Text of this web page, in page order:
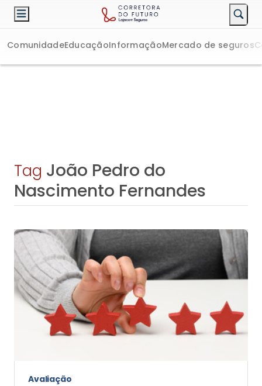
ComunidadeEducaçãoInformaçãoMercado de seguros
Tag João Pedro do
Nascimento Fernandes
Avaliação